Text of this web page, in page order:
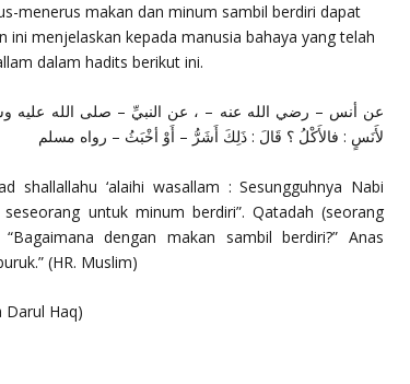
menerus makan dan minum sambil berdiri dapat
menjelaskan kepada manusia bahaya yang telah
dalam hadits berikut ini.
عن أنس – رضي الله عنه – ، عن النبيِّ – صلى الله عليه
لأَنَسٍ : فالأَكْلُ ؟ قَالَ : ذَلِكَ أَشَرُّ – أَوْ أخْبَثُ – رواه مسلم
shallallahu ‘alaihi wasallam : Sesungguhnya Nabi
untuk minum berdiri”. Qatadah (seorang
dengan makan sambil berdiri?” Anas
(HR. Muslim)
Darul Haq)